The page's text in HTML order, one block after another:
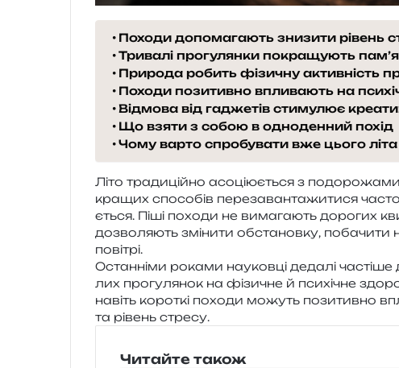
Походи допомагають знизити рівень
Тривалі прогулянки покращують
Природа робить фізичну активність
Походи позитивно впливають на
Відмова від гаджетів стимулює
Що взяти з собою в одноденний похід
Чому варто спробувати вже цього літа
Літо тра­ди­цій­но асо­ці­ю­є­ться з
кра­щих спосо­бів пере­за­ван­та­жи­ти­ся
є­ться. Піші похо­ди не вима­га­ють доро­гих
дозво­ля­ють змі­ни­ти обста­нов­ку, поба­чи­ти
повітрі.
Останніми рока­ми нау­ков­ці деда­лі
лих про­гу­ля­нок на фізи­чне й пси­хі­чне
навіть коро­ткі похо­ди можуть пози­тив­но
та рівень стресу.
Читайте також